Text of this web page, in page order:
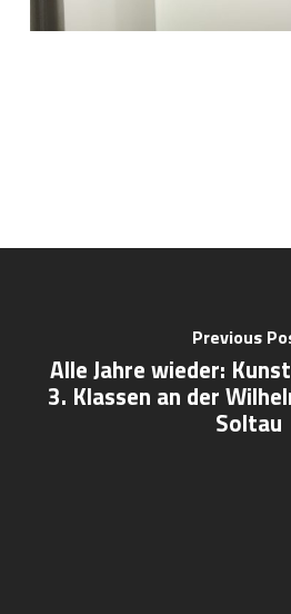
Previous
Alle Jahre wieder:
3. Klassen an der
Soltau